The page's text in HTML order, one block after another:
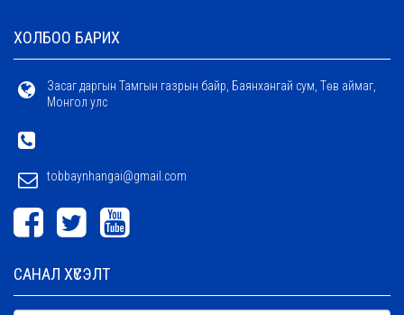
ХОЛБОО БАРИХ
Засаг даргын Тамгын газрын байр, Баянхангай сум, Төв аймаг,
Монгол улс
tobbaynhangai@gmail.com
САНАЛ ХҮСЭЛТ